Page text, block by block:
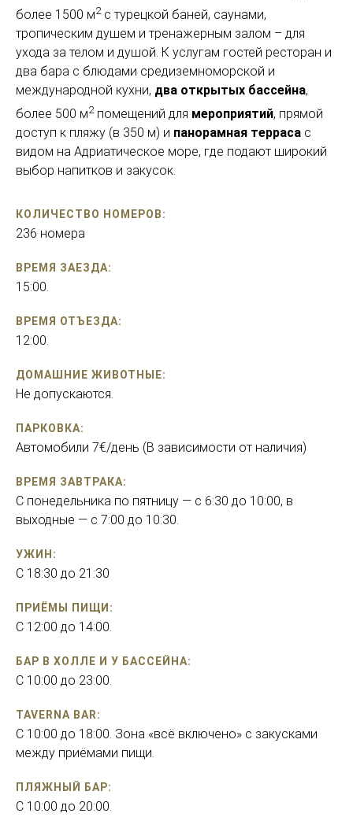
более 1500 м2с турецкой баней, саунами,
тропическим душем и тренажерным залом – для
ухода за телом и душой. К услугам гостей ресторан и
два бара с блюдами средиземноморской и
международной кухни, два открытых бассейна,
более 500 м2помещений для мероприятий, прямой
доступ к пляжу (в 350 м) и панорамная терраса с
видом на Адриатическое море, где подают широкий
выбор напитков и закусок.
КОЛИЧЕСТВО НОМЕРОВ:
236 номера
ВРЕМЯ ЗАЕЗДА:
15:00.
ВРЕМЯ ОТЪЕЗДА:
12:00.
ДОМАШНИЕ ЖИВОТНЫЕ:
Hе допускаются.
ПАРКОВКА:
Автомобили 7€/день (В зависимости от наличия)
ВРЕМЯ ЗАВТРАКА:
С понедельника по пятницу — с 6:30 до 10:00, в
выходные — с 7:00 до 10:30.
УЖИН:
С 18:30 до 21:30
ПРИЁМЫ ПИЩИ:
C 12:00 до 14:00.
БАР В ХОЛЛЕ И У БАССЕЙНА:
С 10:00 до 23:00.
TAVERNA BAR:
С 10:00 до 18:00. Зона «всё включено» с закусками
между приёмами пищи.
ПЛЯЖНЫЙ БАР:
С 10:00 до 20:00.